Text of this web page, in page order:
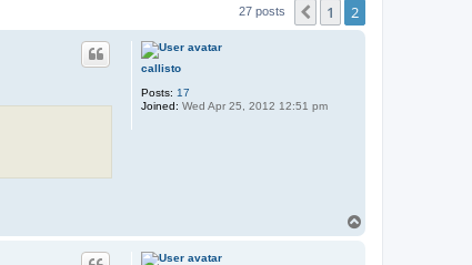
27 posts Previous
1 2
callisto
Posts: 17
Joined: Wed Apr 25, 2012 12:51 pm